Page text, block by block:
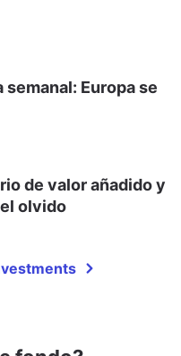
semanal: Europa se
de valor añadido y
olvido